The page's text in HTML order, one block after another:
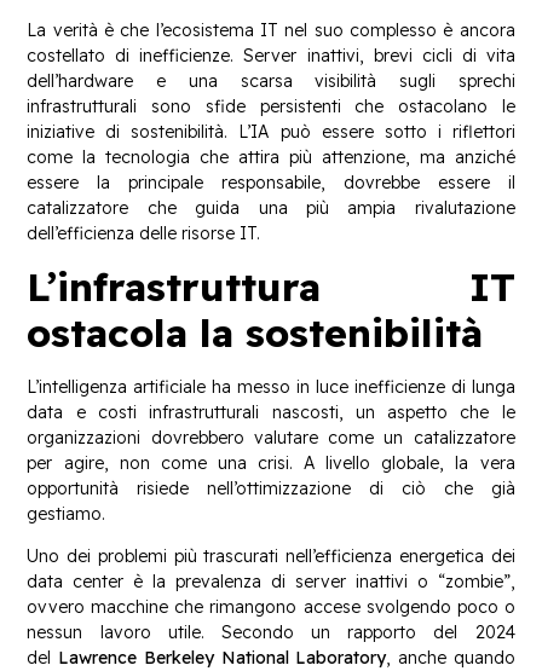
La verità è che l’ecosistema IT nel suo complesso è ancora
costellato di inefficienze. Server inattivi, brevi cicli di vita
dell’hardware e una scarsa visibilità sugli sprechi
infrastrutturali sono sfide persistenti che ostacolano le
iniziative di sostenibilità. L’IA può essere sotto i riflettori
come la tecnologia che attira più attenzione, ma anziché
essere la principale responsabile, dovrebbe essere il
catalizzatore che guida una più ampia rivalutazione
dell’efficienza delle risorse IT.
L’infrastruttura IT
ostacola la sostenibilità
L’intelligenza artificiale ha messo in luce inefficienze di lunga
data e costi infrastrutturali nascosti, un aspetto che le
organizzazioni dovrebbero valutare come un catalizzatore
per agire, non come una crisi. A livello globale, la vera
opportunità risiede nell’ottimizzazione di ciò che già
gestiamo.
Uno dei problemi più trascurati nell’efficienza energetica dei
data center è la prevalenza di server inattivi o “zombie”,
ovvero macchine che rimangono accese svolgendo poco o
nessun lavoro utile. Secondo un rapporto del 2024
del Lawrence Berkeley National Laboratory, anche quando